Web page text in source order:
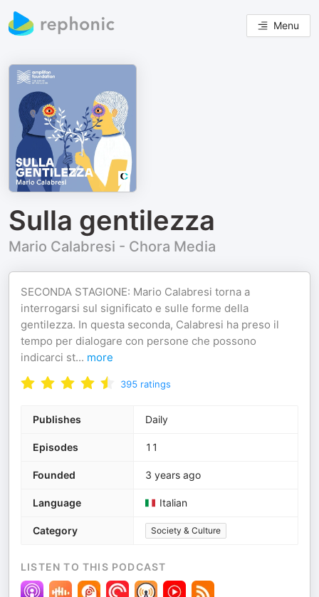
Menu
Sulla gentilezza
Mario Calabresi - Chora Media
SECONDA STAGIONE: Mario Calabresi torna a
interrogarsi sul significato e sulle forme della
gentilezza. In questa seconda, Calabresi ha preso il
tempo per dialogare con persone che possono
indicarci st... more
395 ratings
Publishes Daily
Episodes 11
Founded 3 years ago
Language Italian
Category Society & Culture
LISTEN TO THIS PODCAST